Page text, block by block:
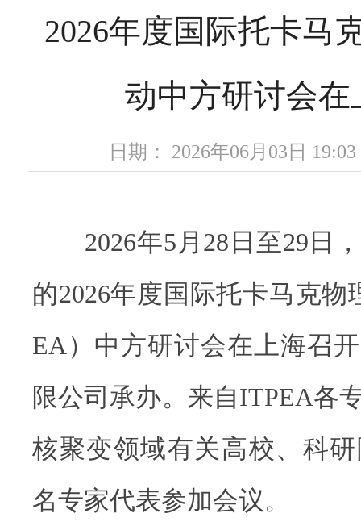
2026年度国际托卡马
动中方研讨会在
日期： 2026年06月03日
2026年5月28日至29日
的2026年度国际托卡马克
EA）中方研讨会在上海召
限公司承办。来自ITPEA各
核聚变领域有关高校、科
名专家代表参加会议。